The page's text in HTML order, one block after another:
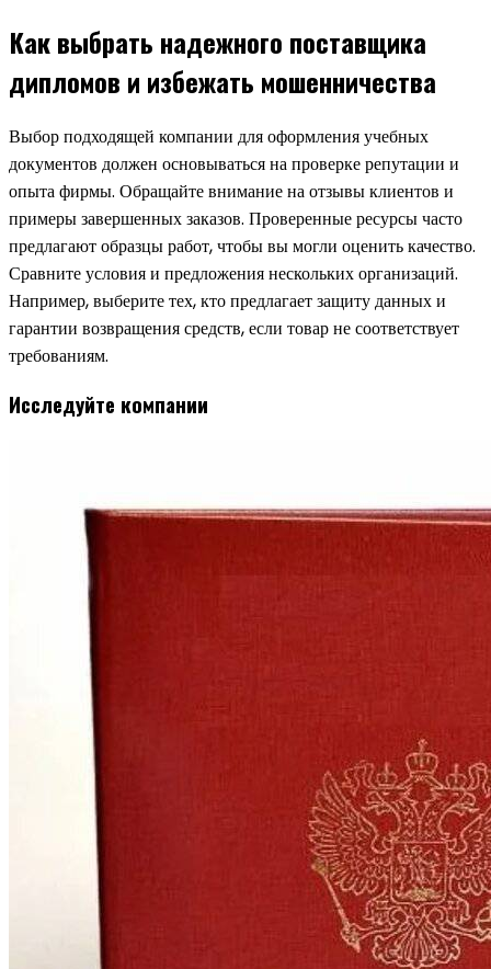
Как выбрать надежного поставщика
дипломов и избежать мошенничества
Выбор подходящей компании для оформления учебных
документов должен основываться на проверке репутации и
опыта фирмы. Обращайте внимание на отзывы клиентов и
примеры завершенных заказов. Проверенные ресурсы часто
предлагают образцы работ, чтобы вы могли оценить качество.
Сравните условия и предложения нескольких организаций.
Например, выберите тех, кто предлагает защиту данных и
гарантии возвращения средств, если товар не соответствует
требованиям.
Исследуйте компании